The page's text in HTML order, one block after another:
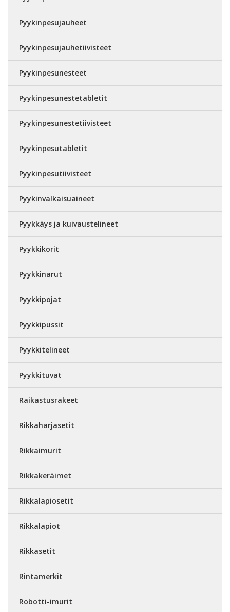
Pyykinpesujauheet
Pyykinpesujauhetiivisteet
Pyykinpesunesteet
Pyykinpesunestetabletit
Pyykinpesunestetiivisteet
Pyykinpesutabletit
Pyykinpesutiivisteet
Pyykinvalkaisuaineet
Pyykkäys ja kuivaustelineet
Pyykkikorit
Pyykkinarut
Pyykkipojat
Pyykkipussit
Pyykkitelineet
Pyykkituvat
Raikastusrakeet
Rikkaharjasetit
Rikkaimurit
Rikkakeräimet
Rikkalapiosetit
Rikkalapiot
Rikkasetit
Rintamerkit
Robotti-imurit